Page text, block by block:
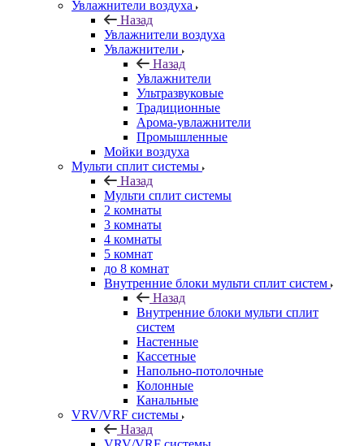
Увлажнители воздуха
Назад
Увлажнители воздуха
Увлажнители
Назад
Увлажнители
Ультразвуковые
Традиционные
Арома-увлажнители
Промышленные
Мойки воздуха
Мульти сплит системы
Назад
Мульти сплит системы
2 комнаты
3 комнаты
4 комнаты
5 комнат
до 8 комнат
Внутренние блоки мульти сплит систем
Назад
Внутренние блоки мульти сплит
систем
Настенные
Кассетные
Напольно-потолочные
Колонные
Канальные
VRV/VRF системы
Назад